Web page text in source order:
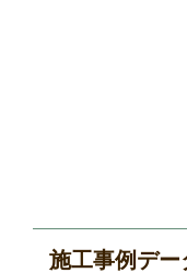
施工事例デー